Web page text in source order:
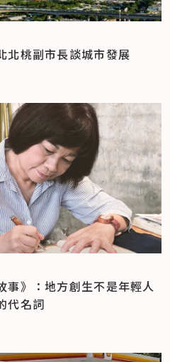
北桃副市長談城市發展
事》：地方創生不是年輕人
代名詞